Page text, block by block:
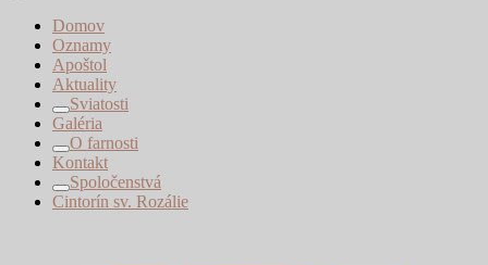
Domov
Oznamy
Apoštol
Aktuality
Sviatosti
Galéria
O farnosti
Kontakt
Spoločenstvá
Cintorín sv. Rozálie